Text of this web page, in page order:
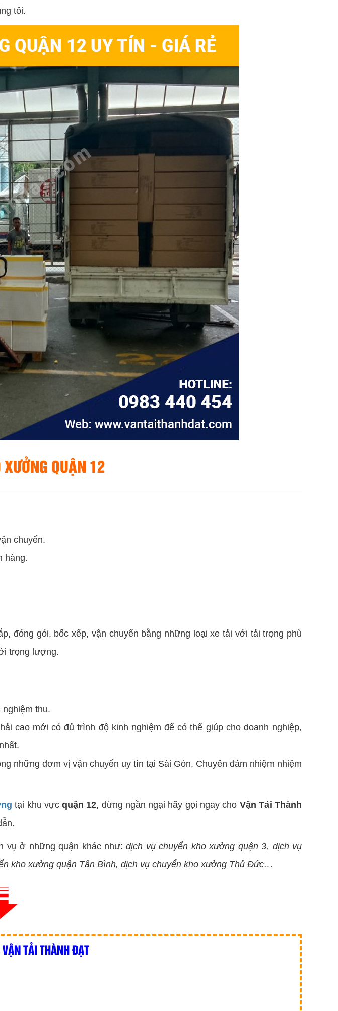
tôi.
QUẬN 12
chuyển.
hàng.
đóng gói, bốc xếp, vận chuyển bằng những loại xe tải với tải trọng phù
trọng lượng.
thu.
cao mới có đủ trình độ kinh nghiệm để có thể giúp cho doanh nghiệp,
những đơm vị vận chuyển uy tín tại Sài Gòn. Chuyên đảm nhiệm nhiệm
tại khu vựcquận 12, đừng ngần ngại hãy gọi ngay cho Vận Tải Thành
vụ ở những quận khác như:dịch vụ chuyển kho xưởng quận 3, dịch vụ
kho xưởng quận Tân Bình, dịch vụ chuyển kho xưởng Thủ Đức…
TẢI THÀNH ĐẠT